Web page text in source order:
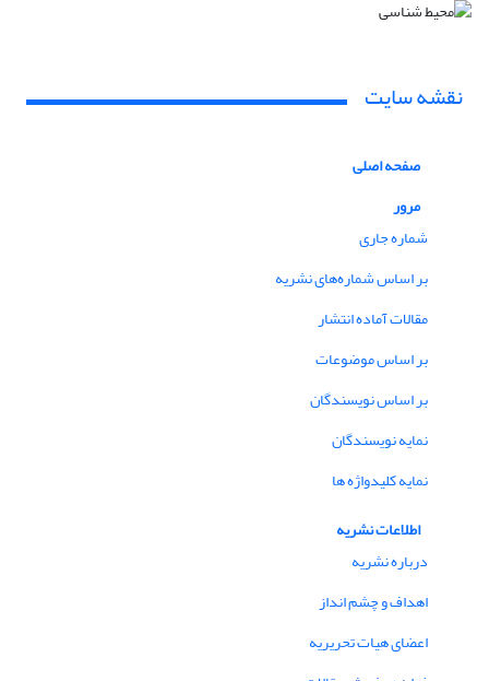
نقشه سایت
صفحه اصلی
مرور
شماره جاری
بر اساس شماره‌های نشریه
مقالات آماده انتشار
بر اساس موضوعات
بر اساس نویسندگان
نمایه نویسندگان
نمایه کلیدواژه ها
اطلاعات نشریه
درباره نشریه
اهداف و چشم انداز
اعضای هیات تحریریه